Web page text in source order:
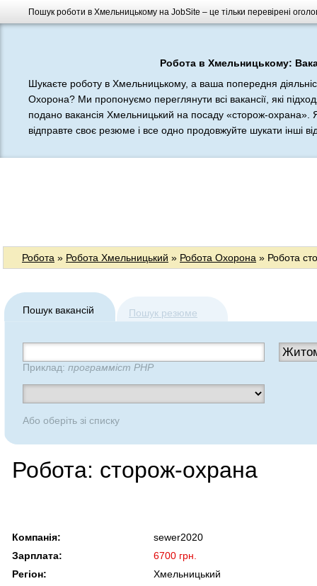
Пошук роботи в Хмельницькому на JobSite – це тільки перевірені
Робота в Хмельницькому:
Шукаєте роботу в Хмельницькому, а ваша попередня
Охорона? Ми пропонуємо переглянути всі вакансії, які
подано вакансія Хмельницький на посаду «сторож-охрана».
відправте своє резюме і все одно продовжуйте шукати інші
Робота » Робота Хмельницький » Робота Охорона » Робота
Пошук вакансій Пошук резюме
Приклад: программіст PHP
Або оберіть зі списку
Робота: сторож-охрана
Компанія:
sewer2020
Зарплата:
6700 грн.
Регіон:
Хмельницький